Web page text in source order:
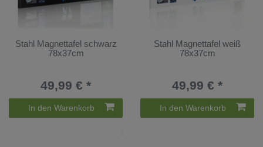
Stahl Magnettafel schwarz
78x37cm
49,99 € *
In den Warenkorb
Stahl Magnettafel weiß
78x37cm
49,99 € *
In den Warenkorb